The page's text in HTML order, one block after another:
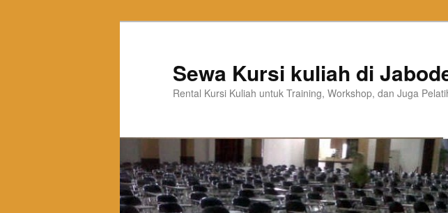
Sewa Kursi kuliah di
Rental Kursi Kuliah untuk Training, Workshop, dan Juga